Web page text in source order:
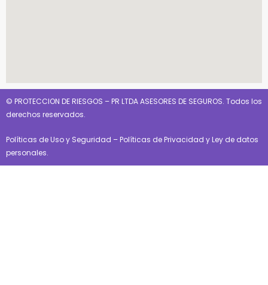
© PROTECCION DE RIESGOS – PR LTDA ASESORES DE SEGUROS. Todos los
derechos reservados.
Políticas de Uso y Seguridad –Políticas de Privacidad y Ley de datos
personales.